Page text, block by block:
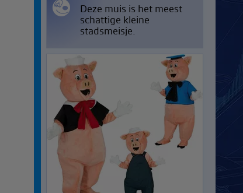
Deze muis is het meest
schattige kleine
stadsmeisje.